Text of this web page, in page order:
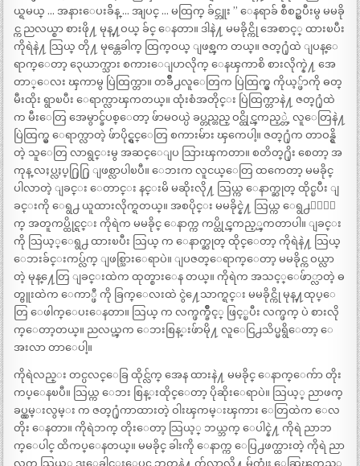
ယ္ရမယ္ … အနားေပးခ်ိန္ … အျပင္ … မထြက္ ခ်င္ဘူး ” ေနရာခ် စီစဥ္ၿပီးမွ မမခို
င္က ညလယ္စာ စားဖို႔ မုန္႔ဝယ္ ခ်င္ ေနတာ။ ဒါနဲ႔ မမခိုင္ကို အေစာင့္ ထားၿပီး
ကိုရဲနဲ႔ သြယ္ တို႔ မုန္တေခါက္ ထြက္ဝယ္ ျဖစ္ၾက တယ္။ ဇတ္႐ုံထဲ ျပန္ေ
ရာက္ေတာ့ ၃ေယာက္သား စကားေျပာလိုက္ ေနၾကာစိ စားလိုက္နဲ႔ အေ
တာ္ေလး ၾကာမွ ပြဲထြက္တာ။ တခ်ိဳ႕လူေတြက ပြဲထြက္မွ ကိုယ့္ဖ်ာကို ဓတ္
မီးထိုး ရွာၿပီး ေရာက္လာၾကတယ္။ ထုံးစံအတိုင္း ပြဲထြက္တာနဲ႔ ဇတ္႐ုံထဲ
က မီးေတြ အေမွာင္ခ်ပစ္ေတာ့ ဖ်ာမဝယ္ပဲ ခပ္တည္တည္ ဝင္ထိုင္ၾကည့္တဲ့ လူေတြနဲ႔
ပြဲထြက္မွ ေရာက္လာတဲ့ ဖ်ာပိုင္ရွင္ေတြ စကားမ်ား ၾကေပါ့။ ဇတ္႐ုံက တာဝန္ရွိ
တဲ့ သူေတြ လာရွင္းမွ အဆင္ေျပ သြားၾကတာ။ စတိတ္႐ိုး စေတာ့ အ
ကုန္ လႈပ္လႈပ္႐ြ႐ြ ျဖစ္လာပါၿပီ။ ေဘးက လူငယ္ေတြ ထကေတာ့ မမခိုင္
ပါလာတဲ့ ျခင္း ေတာင္း နင္းမိ မဆိုးလို႔ သြယ္က ေနာက္ဆုတ္ ထိုင္ၿပီး ျ
ခင္းကို ေရွ႕ ယူထားလိုက္ရတယ္။ အစပိုင္း မမခိုင္နဲ႔ သြယ္က ေရွ႕၂ေယာ
က္ အတူကပ္ထိုင္ရင္း ကိုရဲက မမခိုင္ ေနာက္က ကပ္ထိုင္ၾကည့္ၾကတာပါ။ ျခင္း
ကို သြယ့္ေရွ႕ ထားၿပီး သြယ္ က ေနာက္ဆုတ္ ထိုင္ေတာ့ ကိုရဲနဲ႔ သြယ္
ေဘးခ်င္းကပ္လ်က္ ျဖစ္သြားေရာပဲ။ ျပဇတ္ေရာက္ေတာ့ မမခိုင္က ဝယ္လာ
တဲ့ မုန္႔ေတြ ျခင္းထဲက ထုတ္စားေန တယ္။ ကိုရဲက အသင့္ေဖ်ာ္လာတဲ့ ဓ
တ္ဗူးထဲက ေကာ္ဖီ ကို ခြက္ေလးထဲ ငွဲ႔ေသာက္ရင္း မမခိုင္ကို မုန္႔ထုပ္ေ
တြ ေဖါက္ေပးေနတာ။ သြယ္ က လက္ဖက္ခ်ိဳင့္ ဖြင့္ၿပီး လက္ဖက္ ပဲ စားလို
က္ေတာ့တယ္။ ညလယ္ၾက ေဘးစြန္းဖ်ာမို႔ လူေငြ႕သိပ္မရွိေတာ့ ေ
အးလာ တာေပါ့။
ကိုရဲလည္း တင္ပလင္ေခြ ထိုင္လ်က္ အေန ထားနဲ႔ မမခိုင္ ေနာက္ေက်ာ တိုး
ကပ္ေနၿပီ။ သြယ္က ေဘး စြန္းထိုင္ေတာ့ ပိုဆိုးေရာပဲ။ သြယ့္ ညာဖက္
ခပ္လွမ္းလွမ္း က ဇတ္႐ုံကာထားတဲ့ ဝါးၾကမ္းၾကား ေတြထဲက ေလ
တိုး ေနတာ။ ကိုရဲဘက္ တိုးေတာ့ သြယ့္ ဘယ္ဘက္ ေပါင္နဲ႔ ကိုရဲ ညာဘ
က္ေပါင္ ထိကပ္ေနတယ္။ မမခိုင္ ခါးကို ေနာက္က ေပြ႕ဖက္ထားတဲ့ ကိုရဲ ညာ
လက္က သြယ့္ ဒူးေခါင္းေပၚ ဘတ္ကနဲ႔ က်လာလို႔ မ်က္လုံး ေဆြၾကည့္